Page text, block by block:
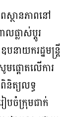
ស្ថានភាពនៅ
លាស់ប្តូរ
ាយករដ្ឋមន្ត្រី
ផ្តោតលើការ
ត្យលទ្ធ
បចំក្រុមជាក់